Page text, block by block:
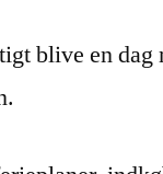
blive en dag